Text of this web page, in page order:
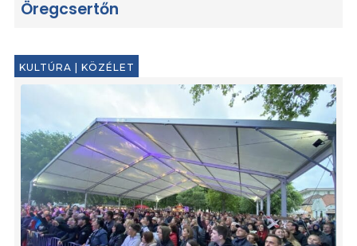
Öregcsertőn
KULTÚRA | KÖZÉLET